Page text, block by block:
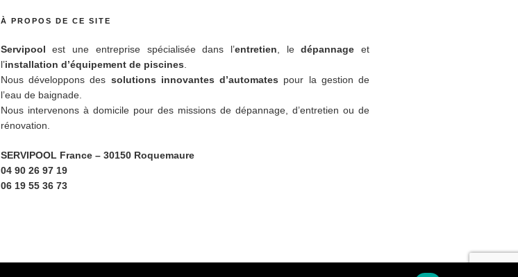
À PROPOS DE CE SITE
Servipool est une entreprise spécialisée dans l’entretien , ledépannage et
l’installation d’équipement de piscines
Nous développons des solutions innovantes d’automates pour la gestion de
l’eau de baignade.
Nous intervenons à domicile pour des missions de dépannage, d’entretien ou de
rénovation.
SERVIPOOL France – 30150 Roquemaure
04 90 26 97 19
06 19 55 36 73